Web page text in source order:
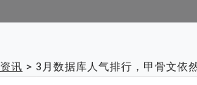
资讯 > 3月数据库人气排行，甲骨文依